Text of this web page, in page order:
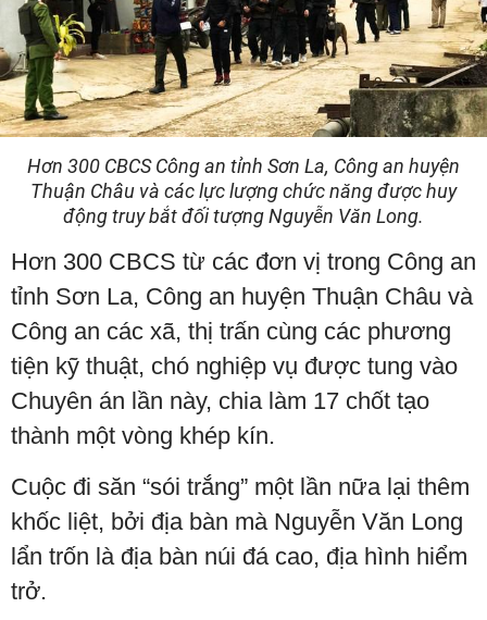
Hơn 300 CBCS Công an tỉnh Sơn La, Công an huyện
Thuận Châu và các lực lượng chức năng được huy
động truy bắt đối tượng Nguyễn Văn Long.
Hơn 300 CBCS từ các đơn vị trong Công an
tỉnh Sơn La, Công an huyện Thuận Châu và
Công an các xã, thị trấn cùng các phương
tiện kỹ thuật, chó nghiệp vụ được tung vào
Chuyên án lần này, chia làm 17 chốt tạo
thành một vòng khép kín.
Cuộc đi săn “sói trắng” một lần nữa lại thêm
khốc liệt, bởi địa bàn mà Nguyễn Văn Long
lẩn trốn là địa bàn núi đá cao, địa hình hiểm
trở.